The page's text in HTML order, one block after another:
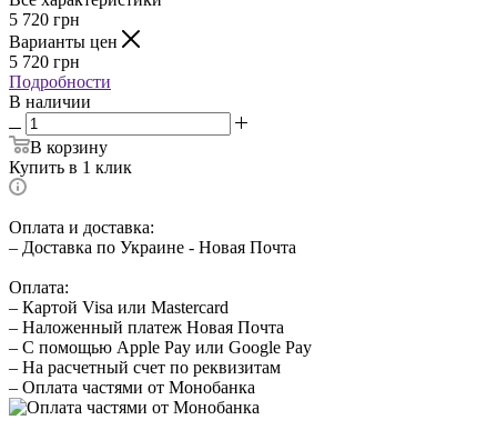
5 720 грн
Варианты цен
5 720 грн
Подробности
В наличии
В корзину
Купить в 1 клик
Оплата и доставка:
– Доставка по Украине - Новая Почта
Оплата:
– Картой Visa или Mastercard
– Наложенный платеж Новая Почта
– С помощью Apple Pay или Google Pay
– На расчетный счет по реквизитам
– Оплата частями от Монобанка